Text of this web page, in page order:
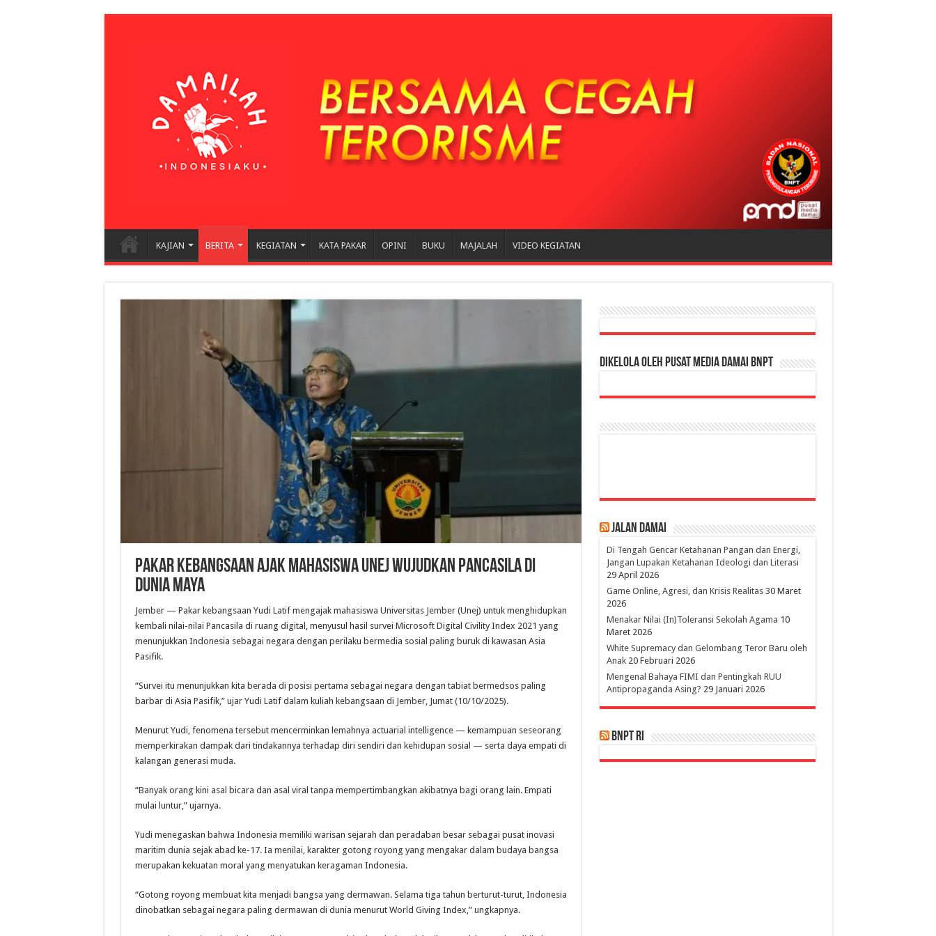
KAJIAN BERITA KEGIATAN KATA PAKAR OPINI BUKU MAJALAH VIDEO KEGIATAN
Pakar Kebangsaan Ajak Mahasiswa Unej Wujudkan Pancasila di
Dunia Maya
Jember — Pakar kebangsaan Yudi Latif mengajak mahasiswa Universitas Jember (Unej) untuk menghidupkan
kembali nilai-nilai Pancasila di ruang digital, menyusul hasil survei Microsoft Digital Civility Index 2021 yang
menunjukkan Indonesia sebagai negara dengan perilaku bermedia sosial paling buruk di kawasan Asia
Pasifik.
“Survei itu menunjukkan kita berada di posisi pertama sebagai negara dengan tabiat bermedsos paling
barbar di Asia Pasifik,” ujar Yudi Latif dalam kuliah kebangsaan di Jember, Jumat (10/10/2025).
Menurut Yudi, fenomena tersebut mencerminkan lemahnya actuarial intelligence — kemampuan seseorang
memperkirakan dampak dari tindakannya terhadap diri sendiri dan kehidupan sosial — serta daya empati di
kalangan generasi muda.
“Banyak orang kini asal bicara dan asal viral tanpa mempertimbangkan akibatnya bagi orang lain. Empati
mulai luntur,” ujarnya.
Yudi menegaskan bahwa Indonesia memiliki warisan sejarah dan peradaban besar sebagai pusat inovasi
maritim dunia sejak abad ke-17. Ia menilai, karakter gotong royong yang mengakar dalam budaya bangsa
merupakan kekuatan moral yang menyatukan keragaman Indonesia.
“Gotong royong membuat kita menjadi bangsa yang dermawan. Selama tiga tahun berturut-turut, Indonesia
dinobatkan sebagai negara paling dermawan di dunia menurut World Giving Index,” ungkapnya.
Dikelola oleh Pusat Media Damai BNPT
Jalan Damai
Di Tengah Gencar Ketahanan Pangan dan Energi,
Jangan Lupakan Ketahanan Ideologi dan Literasi
29 April 2026
Game Online, Agresi, dan Krisis Realitas 30 Maret
2026
Menakar Nilai (In)Toleransi Sekolah Agama 10
Maret 2026
White Supremacy dan Gelombang Teror Baru oleh
Anak 20 Februari 2026
Mengenal Bahaya FIMI dan Pentingkah RUU
Antipropaganda Asing? 29 Januari 2026
BNPT RI